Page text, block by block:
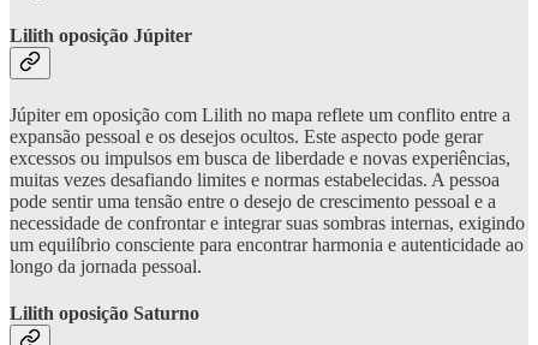
Lilith oposição Júpiter
Júpiter em oposição com Lilith no mapa reflete um conflito entre a
expansão pessoal e os desejos ocultos. Este aspecto pode gerar
excessos ou impulsos em busca de liberdade e novas experiências,
muitas vezes desafiando limites e normas estabelecidas. A pessoa
pode sentir uma tensão entre o desejo de crescimento pessoal e a
necessidade de confrontar e integrar suas sombras internas, exigindo
um equilíbrio consciente para encontrar harmonia e autenticidade ao
longo da jornada pessoal.
Lilith oposição Saturno